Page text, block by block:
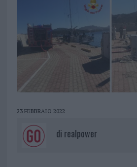
23 FEBBRAIO 2022
di realpower